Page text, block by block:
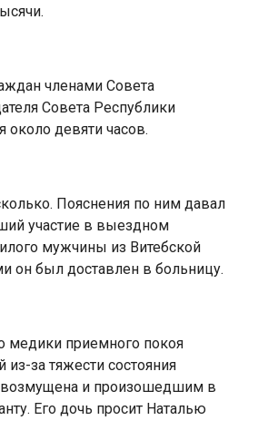
членами Совета
Совета Республики
около девяти часов.
Пояснения по ним давал
участие в выездном
мужчины из Витебской
он был доставлен в больницу.
медики приемного покоя
за тяжести состояния
возмущена и произошедшим в
Его дочь просит Наталью